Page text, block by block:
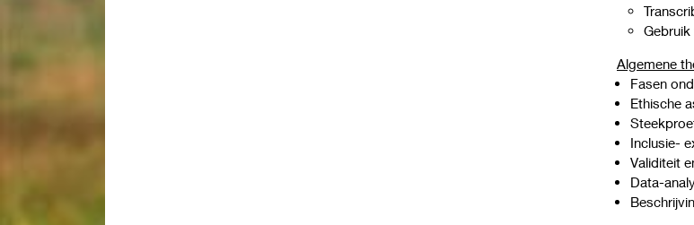
Gebruik
Algemene
Fasen
Ethische
Inclusie-
Validiteit
Data-